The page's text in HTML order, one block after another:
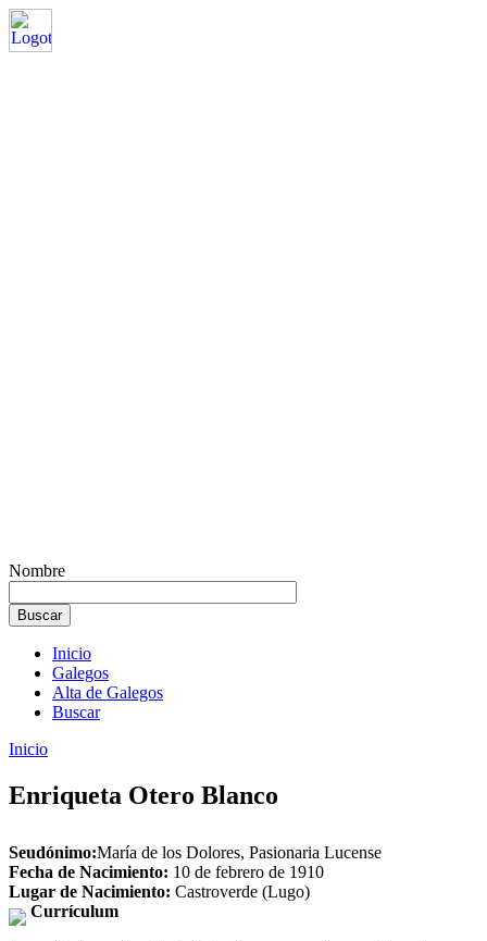
Nombre
Inicio
Galegos
Alta de Galegos
Buscar
Inicio
Enriqueta Otero Blanco
Seudónimo:María de los Dolores, Pasionaria Lucense
Fecha de Nacimiento: 10 de febrero de 1910
Lugar de Nacimiento: Castroverde (Lugo)
Currículum